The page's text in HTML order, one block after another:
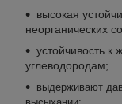
высокая
неорганических
устойчивость
углеводородам;
выдерживают